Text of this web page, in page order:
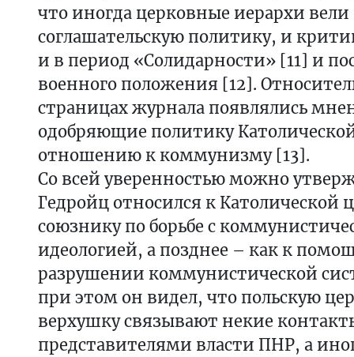
что иногда церковные иерархи
соглашательскую политику, и
и в период «Солидарности» [11] и
военного положения [12].
страницах журнала появлялись
одобряющие политику
отношению к коммунизму [13].
Со всей уверенностью можно
Гедройц относился к Католической
союзнику по борьбе с
идеологией, а позднее – как к
разрушении коммунистической
при этом он видел, что польскую
верхушку связывают некие
представителями власти ПНР, а